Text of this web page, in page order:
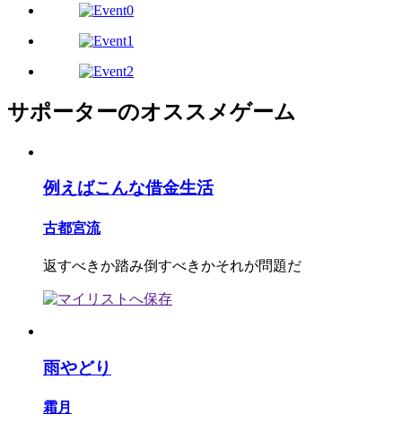
サポーターのオススメゲーム
例えばこんな借金生活
古都宮流
返すべきか踏み倒すべきかそれが問題だ
雨やどり
霜月